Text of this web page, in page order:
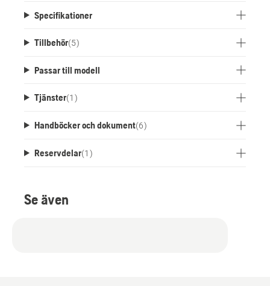
Specifikationer
Tillbehör(5)
Passar till modell
Tjänster(1 )
Handböcker och dokument(6)
Reservdelar(1 )
Se även